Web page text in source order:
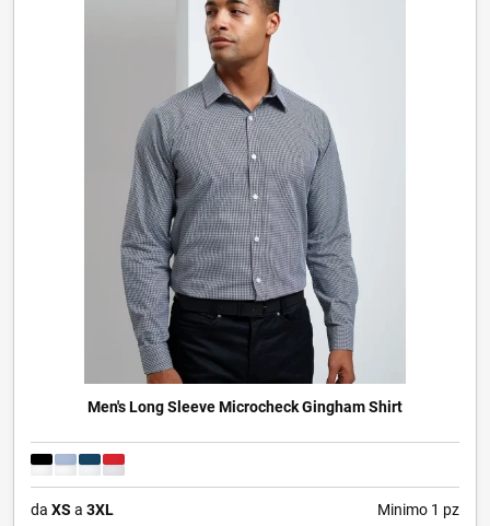
Men's Long Sleeve Microcheck Gingham Shirt
da XS a 3XL Minimo 1 pz